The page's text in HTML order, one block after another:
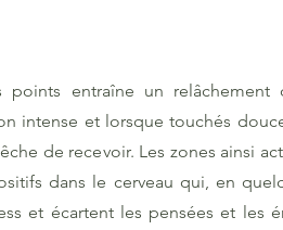
points entraîne un relâchement
intense et lorsque touchés
de recevoir. Les zones ainsi
dans le cerveau qui, en
et écartent les pensées et les